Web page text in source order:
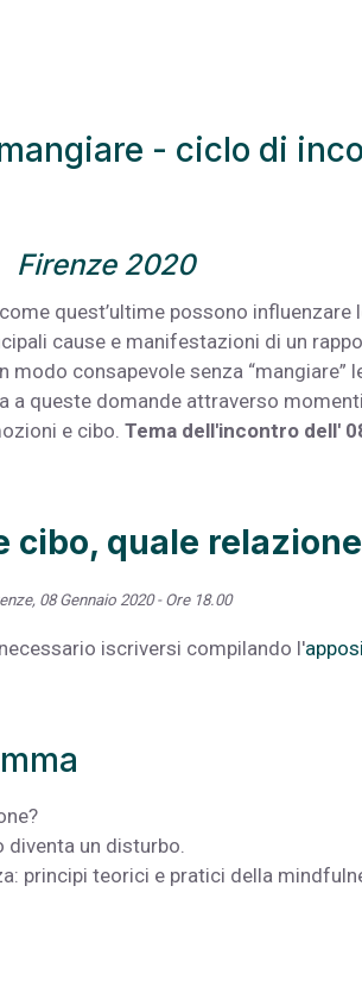
- ciclo di
Firenze 2020
quest’ultime possono influenzare
cause e manifestazioni di un
consapevole senza “mangiare”
a queste domande attraverso
e cibo. Tema dell'incontro dell'
cibo, quale
08 Gennaio 2020 - Ore 18.00
iscriversi compilando l'
un disturbo.
principi teorici e pratici della